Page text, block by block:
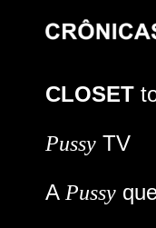
CLOSET
Pussy TV
A Pussy